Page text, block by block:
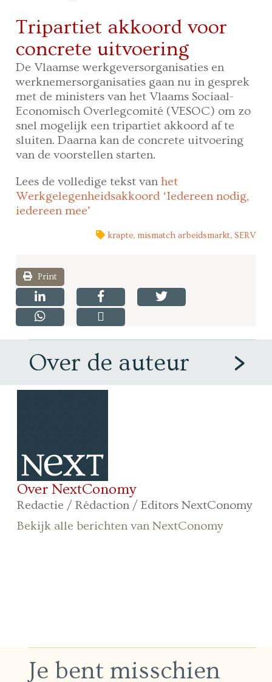
Tripartiet akkoord voor
concrete uitvoering
De Vlaamse werkgeversorganisaties en
werknemersorganisaties gaan nu in gesprek
met de ministers van het Vlaams Sociaal-
Economisch Overlegcomité (VESOC) om zo
snel mogelijk een tripartiet akkoord af te
sluiten. Daarna kan de concrete uitvoering
van de voorstellen starten.
Lees de volledige tekst vanhet
Werkgelegenheidsakkoord ‘Iedereen nodig,
iedereen mee’
krapte, mismatch arbeidsmarkt, SERV
Print
Over de auteur
Over NextConomy
Redactie / Rédaction / Editors NextConomy
Bekijk alle berichten van NextConomy
Je bent misschien